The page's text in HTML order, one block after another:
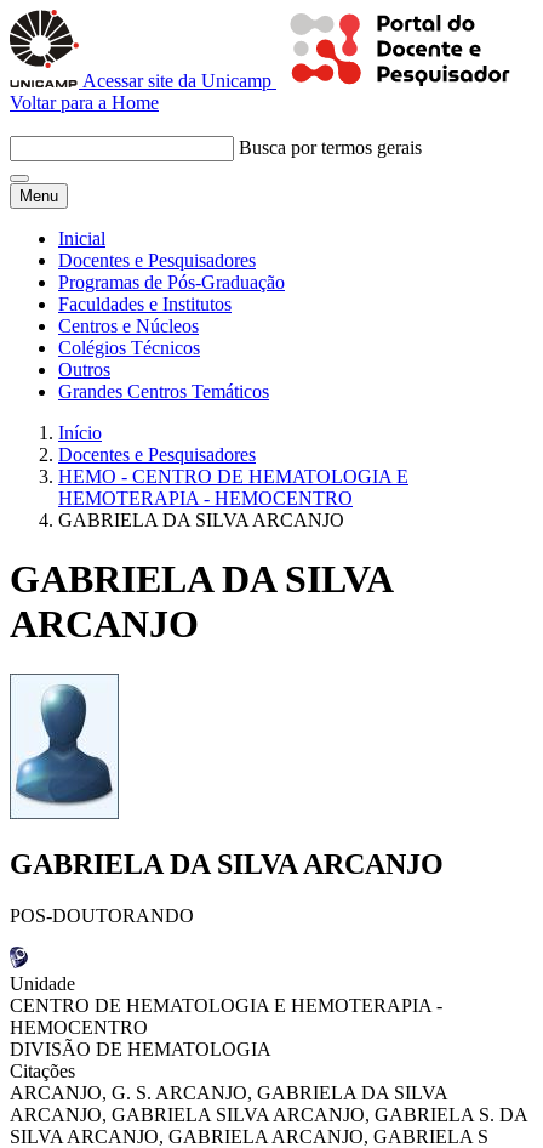
Acessar site da Unicamp
Voltar para a Home
Busca por termos gerais
Menu
Inicial
Docentes e Pesquisadores
Programas de Pós-Graduação
Faculdades e Institutos
Centros e Núcleos
Colégios Técnicos
Outros
Grandes Centros Temáticos
Início
Docentes e Pesquisadores
HEMO - CENTRO DE HEMATOLOGIA E
HEMOTERAPIA - HEMOCENTRO
GABRIELA DA SILVA ARCANJO
GABRIELA DA SILVA
ARCANJO
GABRIELA DA SILVA ARCANJO
POS-DOUTORANDO
Unidade
CENTRO DE HEMATOLOGIA E HEMOTERAPIA -
HEMOCENTRO
DIVISÃO DE HEMATOLOGIA
Citações
ARCANJO, G. S. ARCANJO, GABRIELA DA SILVA
ARCANJO, GABRIELA SILVA ARCANJO, GABRIELA S. DA
SILVA ARCANJO, GABRIELA ARCANJO, GABRIELA S